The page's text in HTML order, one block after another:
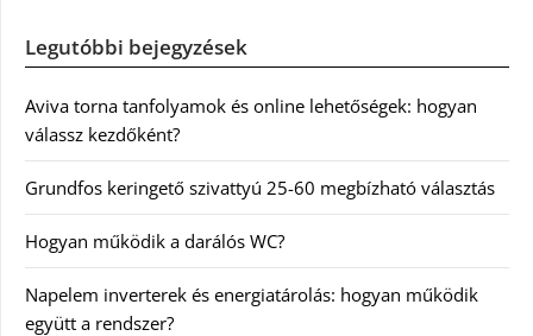
Legutóbbi bejegyzések
Aviva torna tanfolyamok és online lehetőségek: hogyan
válassz kezdőként?
Grundfos keringető szivattyú 25-60 megbízható választás
Hogyan működik a darálós WC?
Napelem inverterek és energiatárolás: hogyan működik
együtt a rendszer?